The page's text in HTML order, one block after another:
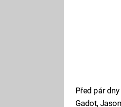
Před pár
Gadot,